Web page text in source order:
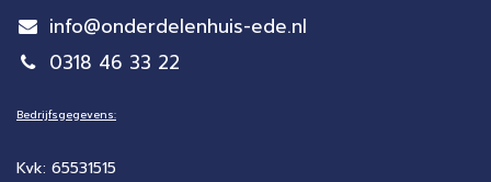
info@onderdelenhuis-ede.nl
0318 46 33 22
Bedrijfsgegevens:
Kvk: 65531515